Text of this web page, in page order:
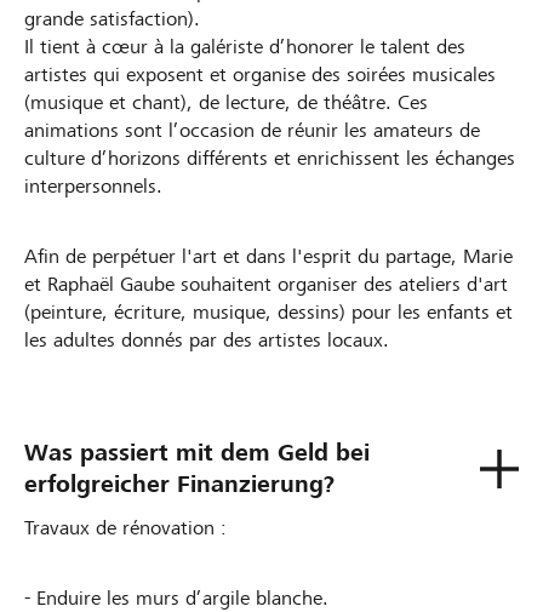
grande satisfaction).
Il tient à cœur à la galériste d’honorer le talent des
artistes qui exposent et organise des soirées musicales
(musique et chant), de lecture, de théâtre. Ces
animations sont l’occasion de réunir les amateurs de
culture d’horizons différents et enrichissent les échanges
interpersonnels.
Afin de perpétuer l'art et dans l'esprit du partage, Marie
et Raphaël Gaube souhaitent organiser des ateliers d'art
(peinture, écriture, musique, dessins) pour les enfants et
les adultes donnés par des artistes locaux.
Was passiert mit dem Geld bei
erfolgreicher Finanzierung?
Travaux de rénovation :
- Enduire les murs d’argile blanche.